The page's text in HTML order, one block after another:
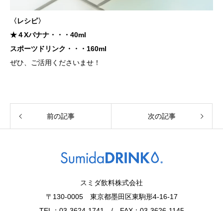
〈レシピ〉
★４Xバナナ・・・40ml
スポーツドリンク・・・160ml
ぜひ、ご活用くださいませ！
前の記事 次の記事
スミダ飲料株式会社
〒130-0005 東京都墨田区東駒形4-16-17